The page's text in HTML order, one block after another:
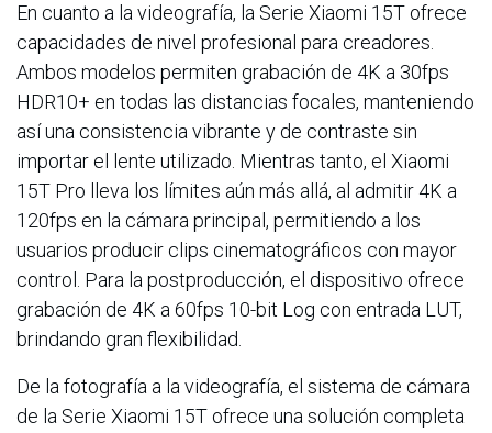
En cuanto a la videografía, la Serie Xiaomi 15T ofrece
capacidades de nivel profesional para creadores.
Ambos modelos permiten grabación de 4K a 30fps
HDR10+ en todas las distancias focales, manteniendo
así una consistencia vibrante y de contraste sin
importar el lente utilizado. Mientras tanto, el Xiaomi
15T Pro lleva los límites aún más allá, al admitir 4K a
120fps en la cámara principal, permitiendo a los
usuarios producir clips cinematográficos con mayor
control. Para la postproducción, el dispositivo ofrece
grabación de 4K a 60fps 10-bit Log con entrada LUT,
brindando gran flexibilidad.
De la fotografía a la videografía, el sistema de cámara
de la Serie Xiaomi 15T ofrece una solución completa